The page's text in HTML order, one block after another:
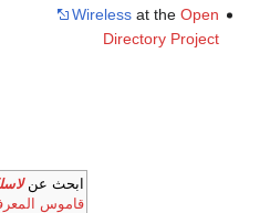
ابحث عن
قاموس
Wirelessat the Open
Directory Project